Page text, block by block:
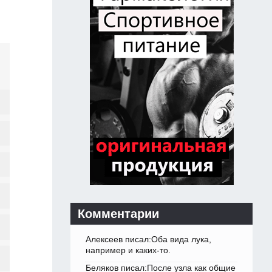
Комментарии
Алексеев писал:Оба вида лука,
например и каких-то.
Беляков писал:После узла как общие